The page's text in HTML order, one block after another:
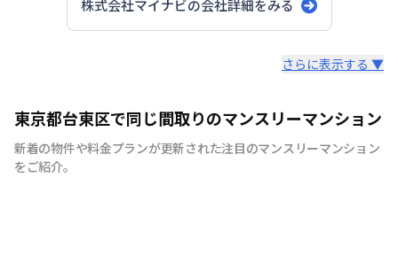
株式会社マイナビの会社詳細をみる
快適で安心な住まいをご提供。入居者様の住み心地と健康
を考え、専門部隊がお部屋を厳選！入居者満足度97％！
さらに表示する ▼
東京都台東区で同じ間取りのマンスリーマンション
新着の物件や料金プランが更新された注目のマンスリーマンション
をご紹介。